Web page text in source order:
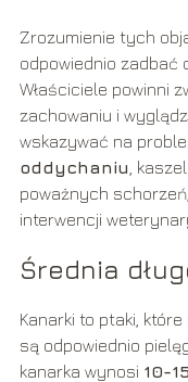
Zrozumienie tych
odpowiednio zadbać
Właściciele powinni
zachowaniu i
wskazywać na
oddychaniu ,
poważnych
interwencji
Średnia
Kanarki to ptaki,
są odpowiednio
kanarka wynosi 10-